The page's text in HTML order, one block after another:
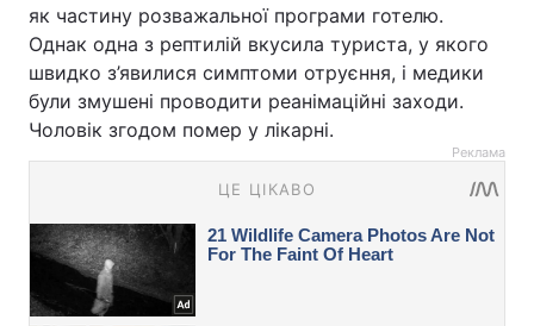
як частину розважальної програми готелю.
Однак одна з рептилій вкусила туриста, у якого
швидко з’явилися симптоми отруєння, і медики
були змушені проводити реанімаційні заходи.
Чоловік згодом помер у лікарні.
Реклама